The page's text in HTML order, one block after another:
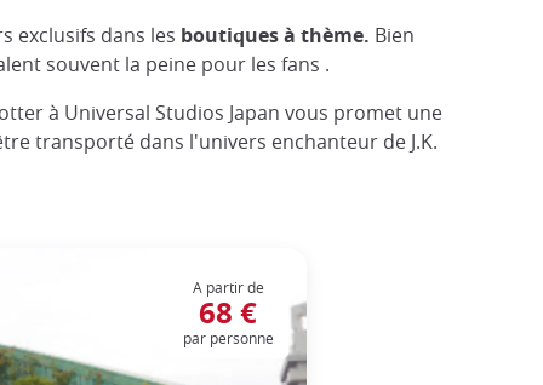
exclusifs dans les boutiques à thème. Bien
souvent la peine pour les fans​ ​.
à Universal Studios Japan vous promet une
transporté dans l'univers enchanteur de J.K.
A partir de
68 €
par personne